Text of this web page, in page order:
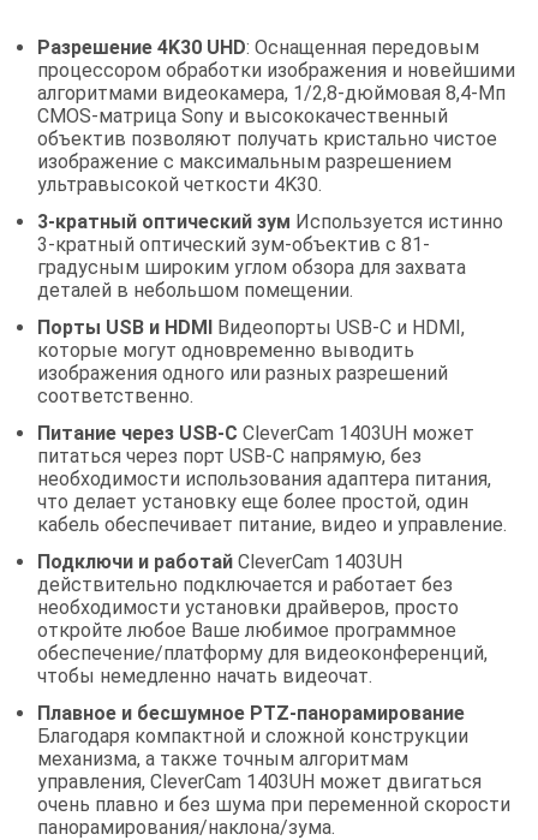
Разрешение 4K30 UHD: Оснащенная передовым
процессором обработки изображения и новейшими
алгоритмами видеокамера, 1/2,8-дюймовая 8,4-Мп
CMOS-матрица Sony и высококачественный
объектив позволяют получать кристально чистое
изображение с максимальным разрешением
ультравысокой четкости 4K30.
3-кратный оптический зум Используется истинно
3-кратный оптический зум-объектив с 81-
градусным широким углом обзора для захвата
деталей в небольшом помещении.
Порты USB и HDMI Видеопорты USB-C и HDMI,
которые могут одновременно выводить
изображения одного или разных разрешений
соответственно.
Питание через USB-C CleverCam 1403UH может
питаться через порт USB-C напрямую, без
необходимости использования адаптера питания,
что делает установку еще более простой, один
кабель обеспечивает питание, видео и управление.
Подключи и работай CleverCam 1403UH
действительно подключается и работает без
необходимости установки драйверов, просто
откройте любое Ваше любимое программное
обеспечение/платформу для видеоконференций,
чтобы немедленно начать видеочат.
Плавное и бесшумное PTZ-панорамирование
Благодаря компактной и сложной конструкции
механизма, а также точным алгоритмам
управления, CleverCam 1403UH может двигаться
очень плавно и без шума при переменной скорости
панорамирования/наклона/зума.